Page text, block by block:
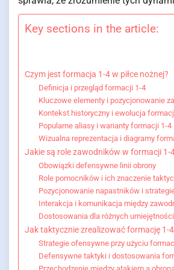
Key sections in the article:
Czym jest formacja 1-4 w piłce nożnej?
Definicja i przegląd formacji 1-4
Kluczowe elementy i pozycjonowanie
Kontekst historyczny i ewolucja
Popularne aliasy i warianty formacji 1-4
Wizualna reprezentacja i diagramy
Jakie są role zawodników w formacji 1-
Obowiązki defensywne linii obrony
Role pomocników i ich znaczenie
Pozycjonowanie napastników i
Interakcja i komunikacja między
Dostosowania dla różnych
Jak taktycznie zrealizować formację 1-
Strategie ofensywne przy użyciu
Defensywne taktyki i dostosowania